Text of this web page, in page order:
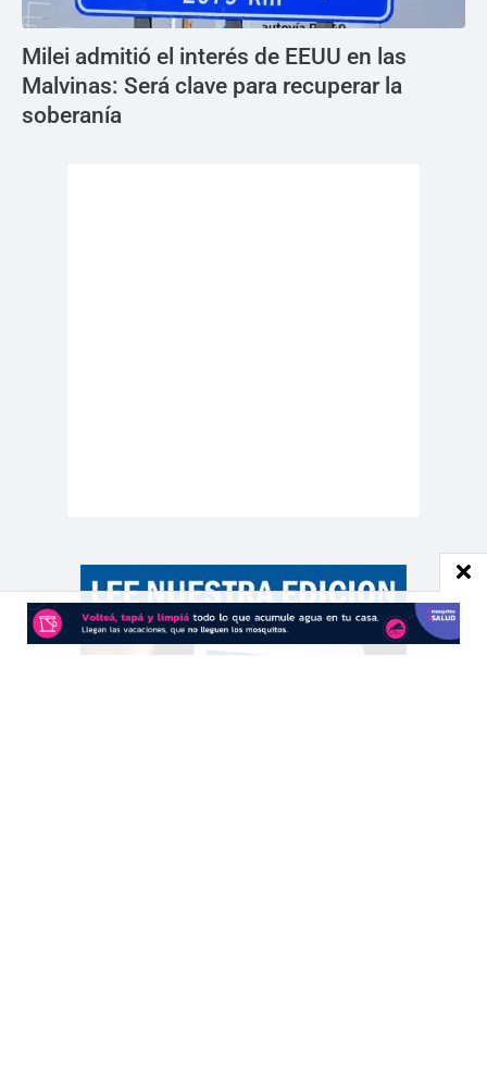
Milei admitió el interés de EEUU en las
Malvinas: Será clave para recuperar la
soberanía